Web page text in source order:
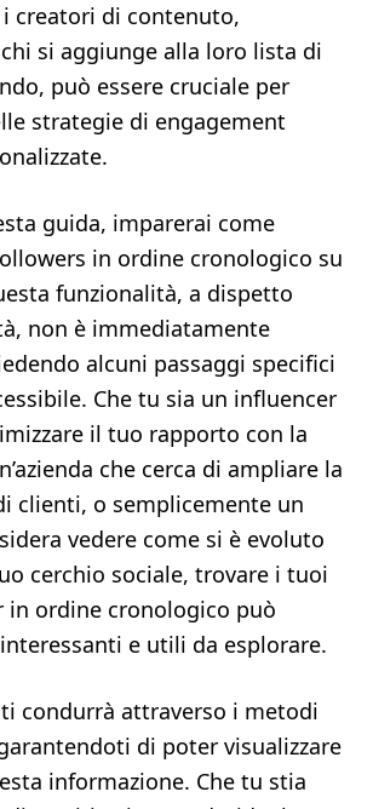
creatori di contenuto,
si aggiunge alla loro lista di
può essere cruciale per
strategie di engagement
guida, imparerai come
in ordine cronologico su
funzionalità, a dispetto
non è immediatamente
alcuni passaggi specifici
Che tu sia un influencer
il tuo rapporto con la
che cerca di ampliare la
clienti, o semplicemente un
vedere come si è evoluto
cerchio sociale, trovare i tuoi
in ordine cronologico può
e utili da esplorare.
condurrà attraverso i metodi
di poter visualizzare
informazione. Che tu stia